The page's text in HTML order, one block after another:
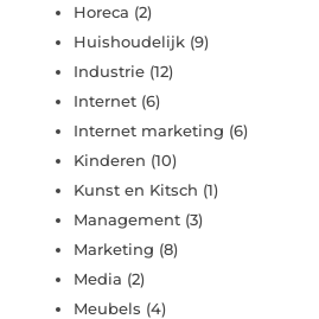
Horeca (2)
Huishoudelijk (9)
Industrie (12)
Internet (6)
Internet marketing (6)
Kinderen (10)
Kunst en Kitsch (1)
Management (3)
Marketing (8)
Media (2)
Meubels (4)